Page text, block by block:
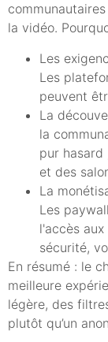
la vidéo.
Les
Les
peuvent
La
la
pur hasard
et des
La
Les
l'accès
sécurité,
En résumé : le
meilleure
légère, des
plutôt qu’un